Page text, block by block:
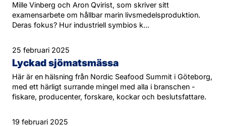
Mille Vinberg och Aron Qvirist, som skriver sitt
examensarbete om hållbar marin livsmedelsproduktion.
Deras fokus? Hur industriell symbios k...
25 februari 2025
Lyckad sjömatsmässa
Här är en hälsning från Nordic Seafood Summit i Göteborg,
med ett härligt surrande mingel med alla i branschen -
fiskare, producenter, forskare, kockar och beslutsfattare.
19 februari 2025